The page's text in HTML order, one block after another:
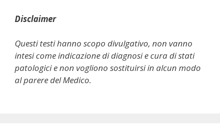
Disclaimer
Questi testi hanno scopo divulgativo, non vanno
intesi come indicazione di diagnosi e cura di stati
patologici e non vogliono sostituirsi in alcun modo
al parere del Medico.